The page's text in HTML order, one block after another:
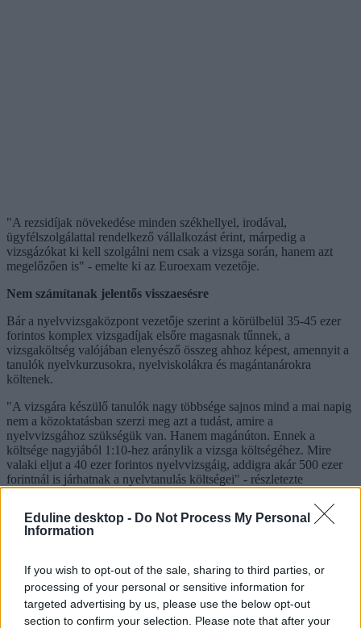
Eduline desktop - Do Not Process My Personal
Information
If you wish to opt-out of the sale, sharing to third parties, or
processing of your personal or sensitive information for
targeted advertising by us, please use the below opt-out
section to confirm your selection. Please note that after your
"A rezsidíjak növekedése minden székhellyel, irodával,
ügyfélszolgálattal rendelkező vállalkozást érint, márpedig a
vizsgázókat ki kell szolgálni nem csak a vizsga során, hanem azt
megelőzően is" - emelte ki az Euroexam vezetője.
Nem számítanak jelentős visszaesésre
Bár a nyelvvizsgaközpont vezetője szerint a körülbelül 35-45 ezer
forintos komplex vizsgadíjak elsőre magasnak tűnnek, a
vizsgaköltség valójában elenyésző összeg ahhoz képest, amennyit a
tanulók nyelvkurzusokra, nyelviskolákra és magántanárokra
költenek.
"A vizsgára készülő tanulók nagy többsége sajnos mind a mai napig
nem a közoktatásban szerzi meg azt a tudást, amire a
nyelvvizsgához szükségük van. Hanem magánúton. Ennek a
költsége nagyjából 1:10-hez aránylik a vizsga költségéhez. Mire
valaki eljut a 40 ezer forintos nyelvvizsgáig, addigra akár 500 ezer
forintnál is járhatnak a nyelvtanulás költségei" - részletezte